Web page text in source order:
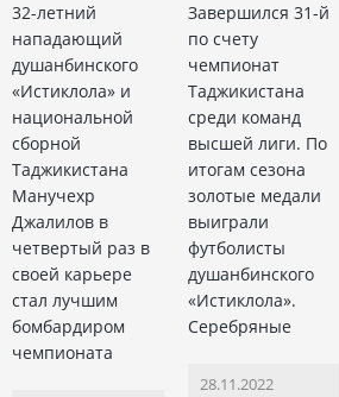
32-летний
нападающий
душанбинского
«Истиклола» и
национальной
сборной
Таджикистана
Манучехр
Джалилов в
четвертый раз в
своей карьере
стал лучшим
бомбардиром
чемпионата
Завершился 31-й
по счету
чемпионат
Таджикистана
среди команд
высшей лиги. По
итогам сезона
золотые медали
выиграли
футболисты
душанбинского
«Истиклола».
Серебряные
28.11.2022